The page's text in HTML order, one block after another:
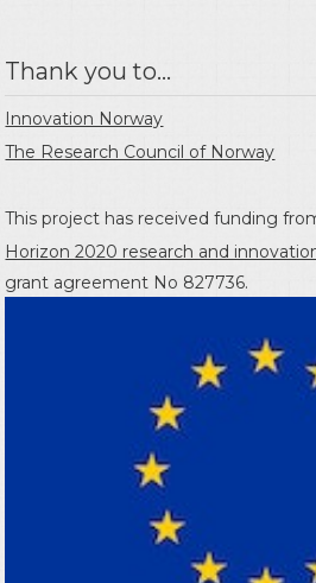
Thank you to...
Innovation Norway
The Research Council of Norway
This project has received funding
Horizon 2020 research and
grant agreement No 827736.